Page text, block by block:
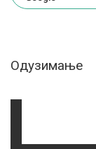
Одузимање